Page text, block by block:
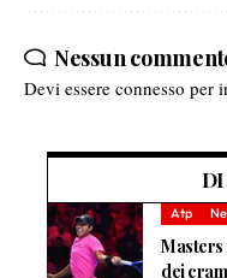
Nessun
Devi essere connesso per
Atp
Masters
dei